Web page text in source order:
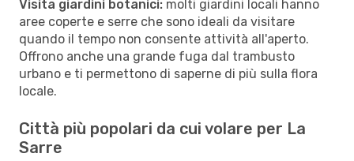
Visita giardini botanici: molti giardini locali hanno
aree coperte e serre che sono ideali da visitare
quando il tempo non consente attività all'aperto.
Offrono anche una grande fuga dal trambusto
urbano e ti permettono di saperne di più sulla flora
locale.
Città più popolari da cui volare per La
Sarre